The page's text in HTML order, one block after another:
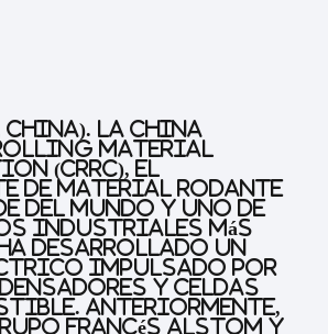
La China
Material
(CRRC), el
de material rodante
del mundo y uno de
industriales más
desarrollado un
impulsado por
y celdas
Anteriormente,
francés Alstom y